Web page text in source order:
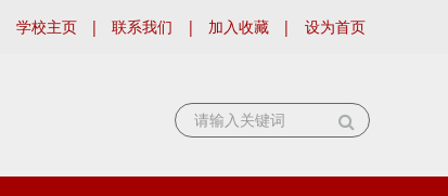
学校主页 | 联系我们 | 加入收藏 | 设为首页